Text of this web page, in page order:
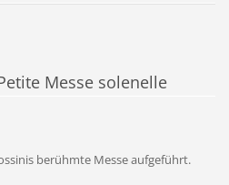
Messe solenelle
berühmte Messe aufgeführt.